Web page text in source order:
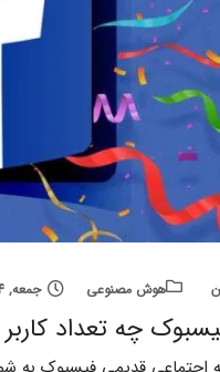
هوش مصنوعی جمعه, 14 بهمن 1401, ساعت 22:27
چه تعداد کاربر